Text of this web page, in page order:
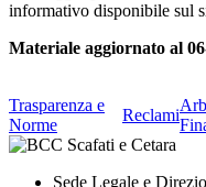
informativo disponibile sul
Materiale aggiornato al
Trasparenza e
Norme
Reclami
Sede Legale e